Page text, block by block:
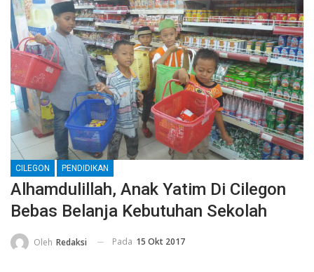
CILEGON PENDIDIKAN
Alhamdulillah, Anak Yatim Di Cilegon
Bebas Belanja Kebutuhan Sekolah
Oleh Redaksi Pada 15 Okt 2017